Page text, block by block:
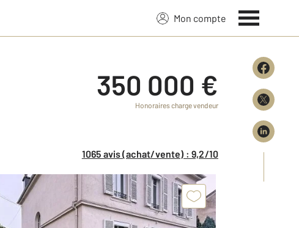
Mon compte
350 000 €
Honoraires charge vendeur
1065 avis (achat/vente) : 9,2/10